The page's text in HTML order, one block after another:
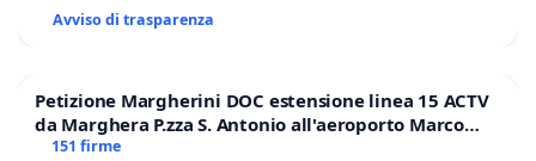
Avviso di trasparenza
Petizione Margherini DOC estensione linea 15 ACTV
da Marghera P.zza S. Antonio all'aeroporto Marco
Polo tariffa a € 1,50
151 firme